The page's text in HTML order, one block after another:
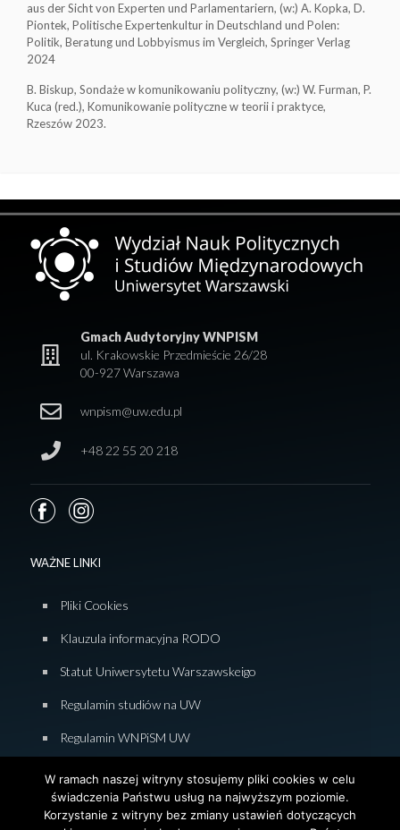
aus der Sicht von Experten und Parlamentariern, (w:) A. Kopka, D.
Piontek, Politische Expertenkultur in Deutschland und Polen:
Politik, Beratung und Lobbyismus im Vergleich, Springer Verlag
2024
B. Biskup, Sondaże w komunikowaniu polityczny, (w:) W. Furman, P.
Kuca (red.), Komunikowanie polityczne w teorii i praktyce,
Rzeszów 2023.
Gmach Audytoryjny WNPISM
ul. Krakowskie Przedmieście 26/28
00-927 Warszawa
wnpism@uw.edu.pl
+48 22 55 20 218
WAŻNE LINKI
Pliki Cookies
Klauzula informacyjna RODO
Statut Uniwersytetu Warszawskeigo
Regulamin studiów na UW
Regulamin WNPiSM UW
Deklaracja dostępności WNPiSM
W ramach naszej witryny stosujemy pliki cookies w celu
świadczenia Państwu usług na najwyższym poziomie.
Korzystanie z witryny bez zmiany ustawień dotyczących